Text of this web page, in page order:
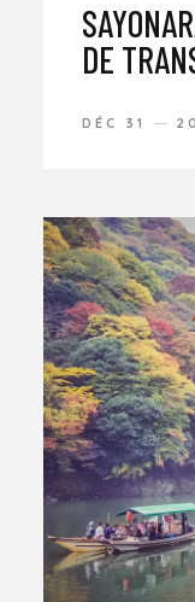
DE
DÉC 31